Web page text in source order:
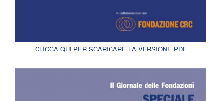
CLICCA QUI PER SCARICARE LA VERSIONE PDF